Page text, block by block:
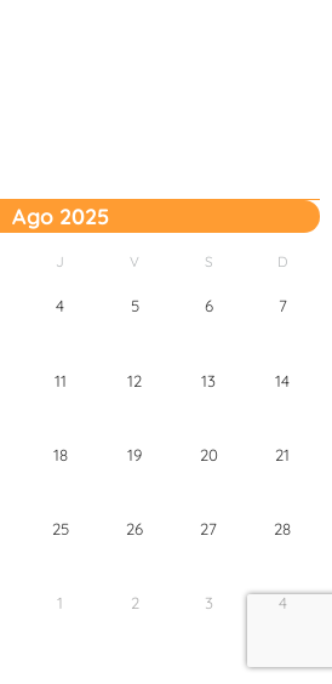
Ago 2025
J V S D
4 5 6 7
11 12 13 14
18 19 20 21
25 26 27 28
1 2 3 4